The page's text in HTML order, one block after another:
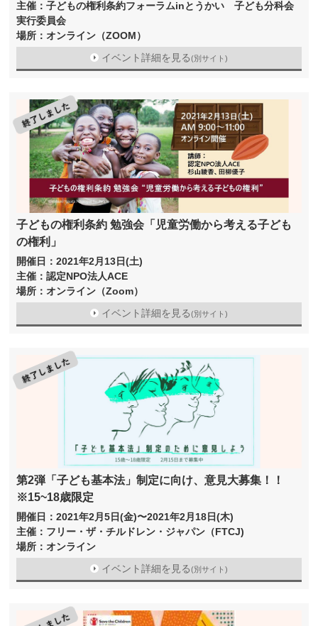
主催：子どもの権利条約フォーラムinとうかい 子ども分科会
実行委員会
場所：オンライン（ZOOM）
イベント詳細を見る(別サイト)
子どもの権利条約 勉強会「児童労働から考える子ども
の権利」
開催日：2021年2月13日(土)
主催：認定NPO法人ACE
場所：オンライン（Zoom）
イベント詳細を見る(別サイト)
第2弾「子ども基本法」制定に向け、意見大募集！！
※15~18歳限定
開催日：2021年2月5日(金)〜2021年2月18日(木)
主催：フリー・ザ・チルドレン・ジャパン（FTCJ)
場所：オンライン
イベント詳細を見る(別サイト)